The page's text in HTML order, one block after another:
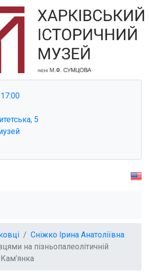
5
Сніжко Ірина Анатоліївна
на пізньопалеолітичній
Кам’янка